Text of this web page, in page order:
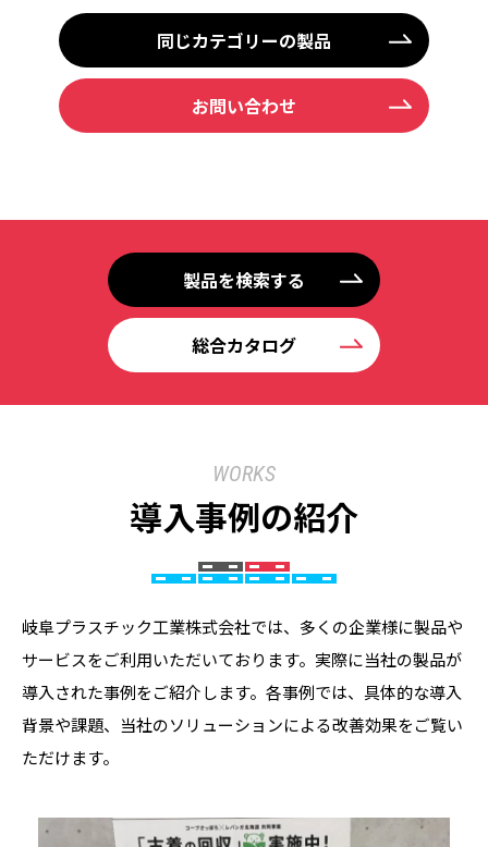
同じカテゴリーの製品
お問い合わせ
製品を検索する
総合カタログ
WORKS
導入事例の紹介
岐阜プラスチック工業株式会社では、多くの企業様に製品や
サービスをご利用いただいております。実際に当社の製品が
導入された事例をご紹介します。各事例では、具体的な導入
背景や課題、当社のソリューションによる改善効果をご覧い
ただけます。